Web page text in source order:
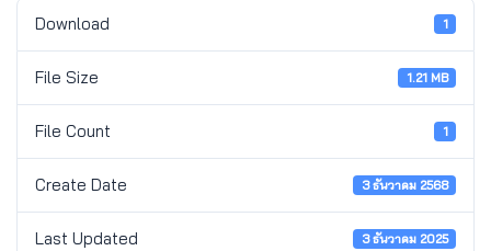
Download 1
File Size 1.21 MB
File Count 1
Create Date 3 ธันวาคม 2568
Last Updated 3 ธันวาคม 2025